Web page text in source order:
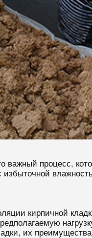
важный процесс,
избыточной
кирпичной
их